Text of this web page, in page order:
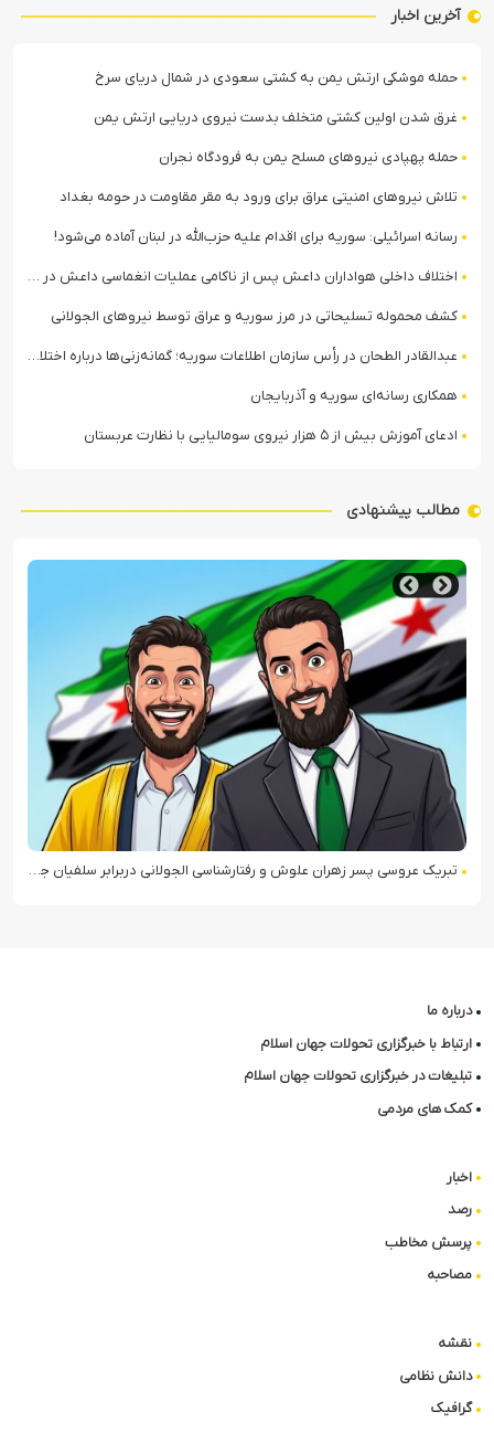
آخرین اخبار
حمله موشکی ارتش یمن به کشتی سعودی در شمال دریای سرخ
غرق شدن اولین کشتی متخلف بدست نیروی دریایی ارتش یمن
حمله پهپادی نیروهای مسلح یمن به فرودگاه نجران
تلاش نیروهای امنیتی عراق برای ورود به مقر مقاومت در حومه بغداد
رسانه اسرائیلی: سوریه برای اقدام علیه حزب‌الله در لبنان آماده می‌شود!
اختلاف داخلی هواداران داعش پس از ناکامی عملیات انغماسی داعش در رقه
کشف محموله تسلیحاتی در مرز سوریه و عراق توسط نیروهای الجولانی
عبدالقادر الطحان در رأس سازمان اطلاعات سوریه؛ گمانه‌زنی‌ها درباره اختلافات در ساختار امنیتی
همکاری رسانه‌ای سوریه و آذربایجان
ادعای آموزش بیش از ۵ هزار نیروی سومالیایی با نظارت عربستان
مطالب پیشنهادی
تبریک عروسی پسر زهران علوش و رفتارشناسی الجولانی دربرابر سلفیان جهادی
درباره ما
ارتباط با خبرگزاری تحولات جهان اسلام
تبلیغات در خبرگزاری تحولات جهان اسلام
کمک های مردمی
اخبار
رصد
پرسش مخاطب
مصاحبه
نقشه
دانش نظامی
گرافیک